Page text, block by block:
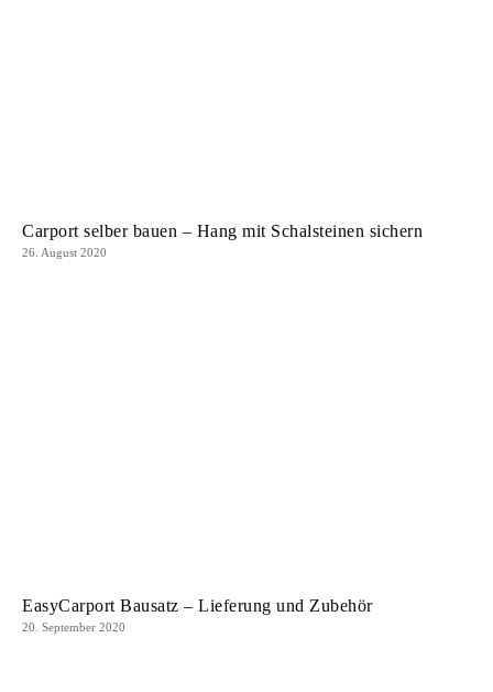
Carport selber bauen – Hang mit Schalsteinen sichern
26. August 2020
EasyCarport Bausatz – Lieferung und Zubehör
20. September 2020